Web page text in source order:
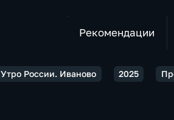
Рекомендации
Утро России. Иваново 2025